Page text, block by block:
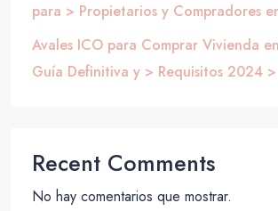
para > Propietarios y Compradores
Avales ICO para Comprar Vivienda
Guía Definitiva y > Requisitos 2024 >
Recent Comments
No hay comentarios que mostrar.